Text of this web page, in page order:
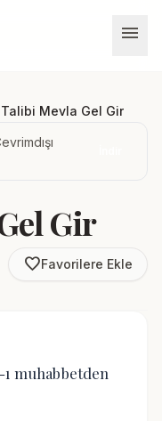
menu
Talibi Mevla Gel Gir
Gir
favorite_borderFavorilere Ekle
muhabbetden